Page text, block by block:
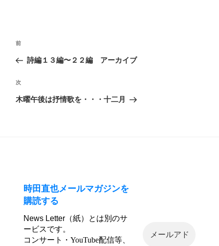
投
ナ
ビ
ゲ
ー
前
の
稿
前
詩編１３編〜２２編 アーカイブ
次
の
次
木曜午後は抒情歌を・・・十二月
時田直也メールマガジンを
購読する
News Letter（紙）とは別のサ
ービスです。
コンサート・YouTube配信等、